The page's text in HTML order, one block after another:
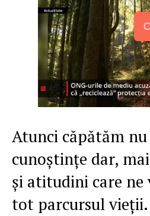
Atunci căpătăm
cunoștințe dar,
și atitudini care ne
tot parcursul vieții.